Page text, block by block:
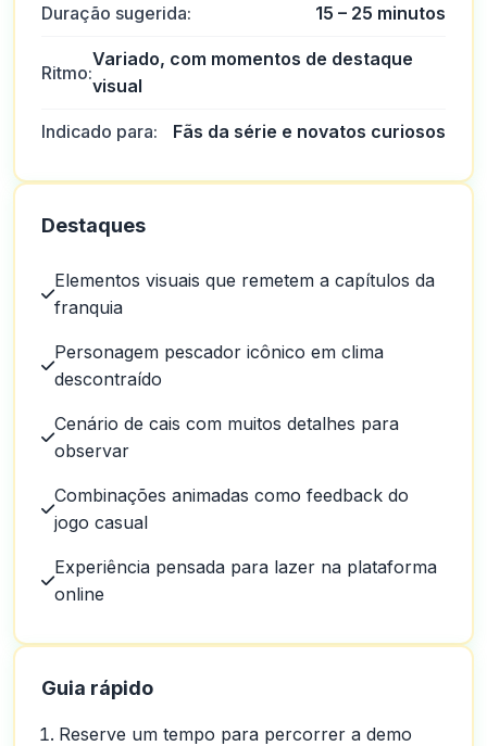
Duração sugerida: 15 – 25 minutos
Ritmo:
Variado, com momentos de destaque
visual
Indicado para: Fãs da série e novatos curiosos
Destaques
Elementos visuais que remetem a capítulos da
franquia
Personagem pescador icônico em clima
descontraído
Cenário de cais com muitos detalhes para
observar
Combinações animadas como feedback do
jogo casual
Experiência pensada para lazer na plataforma
online
Guia rápido
Reserve um tempo para percorrer a demo